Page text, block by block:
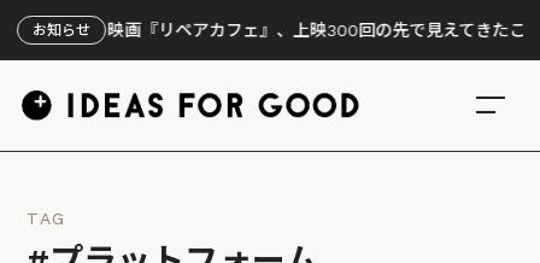
お知らせ
】映画『リペアカフェ』、上映300回の先で見えてきたこと
TAG